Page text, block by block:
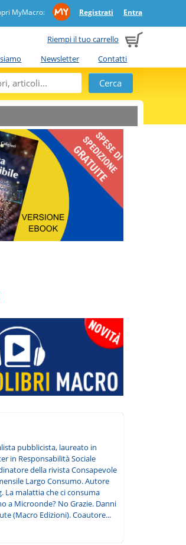
MyMacro: Registrati Entra
Riempi il tuo carrello
Newsletter Contatti
pubblicista, laureato in
in Responsabilità Sociale
della rivista Consapevole
Largo Consumo. Autore
La malattia che ci consuma
a Microonde? No Grazie. Danni
(Macro Edizioni). Coautore...